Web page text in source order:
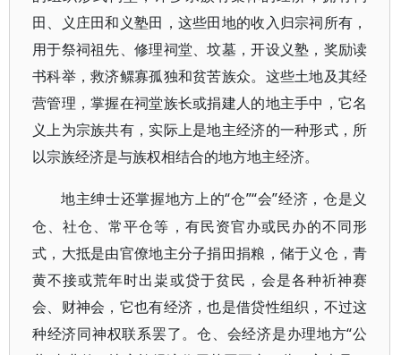
田、义庄田和义塾田，这些田地的收入归宗祠所有，
用于祭祠祖先、修理祠堂、坟墓，开设义塾，奖励读
书科举，救济鳏寡孤独和贫苦族众。这些土地及其经
营管理，掌握在祠堂族长或捐建人的地主手中，它名
义上为宗族共有，实际上是地主经济的一种形式，所
以宗族经济是与族权相结合的地方地主经济。
地主绅士还掌握地方上的“仓”“会”经济，仓是义
仓、社仓、常平仓等，有民资官办或民办的不同形
式，大抵是由官僚地主分子捐田捐粮，储于义仓，青
黄不接或荒年时出粜或贷于贫民，会是各种祈神赛
会、财神会，它也有经济，也是借贷性组织，不过这
种经济同神权联系罢了。仓、会经济是办理地方“公